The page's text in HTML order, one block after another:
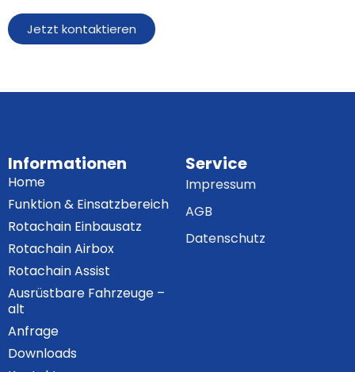
Jetzt kontaktieren
Informationen
Home
Funktion & Einsatzbereich
Rotachain Einbausatz
Rotachain Airbox
Rotachain Assist
Ausrüstbare Fahrzeuge –
alt
Anfrage
Downloads
Service
Impressum
AGB
Datenschutz